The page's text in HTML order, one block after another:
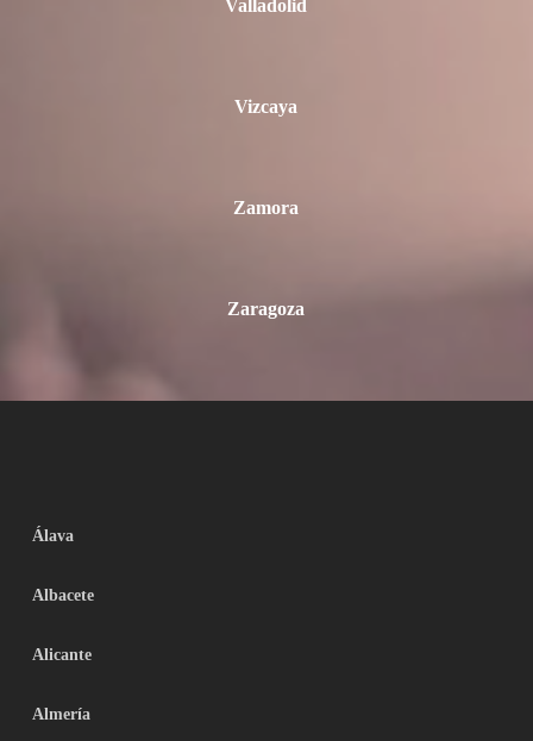
Valladolid
Vizcaya
Zamora
Zaragoza
Álava
Albacete
Alicante
Almería